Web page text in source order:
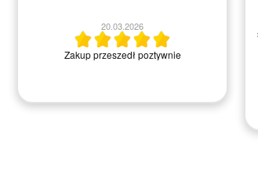
Wszystko ok, bardzo pomocna obsługa w
kontakcie telefonicznym.